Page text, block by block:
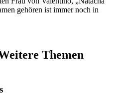
gehören ist immer noch in
Themen